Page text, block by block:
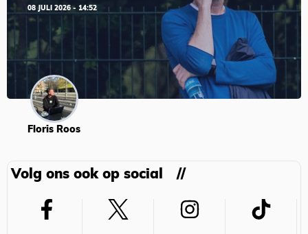
08 JULI 2026 - 14:52
Floris Roos
Volg ons ook op social